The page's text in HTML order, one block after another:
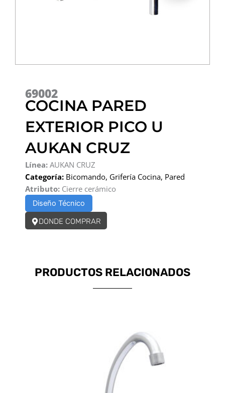
69002
COCINA PARED
EXTERIOR PICO U
AUKAN CRUZ
Línea: AUKAN CRUZ
Categoría: Bicomando, Grifería Cocina, Pared
Atributo: Cierre cerámico
Diseño Técnico
DONDE COMPRAR
PRODUCTOS RELACIONADOS